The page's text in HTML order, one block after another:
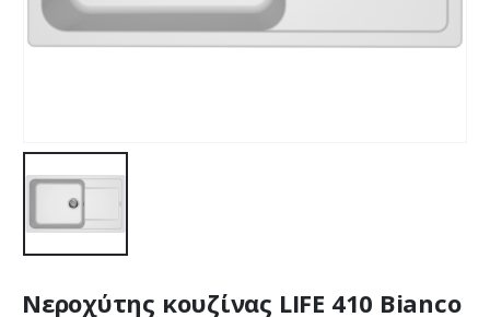
Νεροχύτης κουζίνας LIFE 410 Bianco